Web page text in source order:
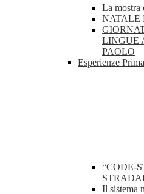
La
NATALE
LINGUE
PAOLO
Esperienze
“CODE-
Il sistema